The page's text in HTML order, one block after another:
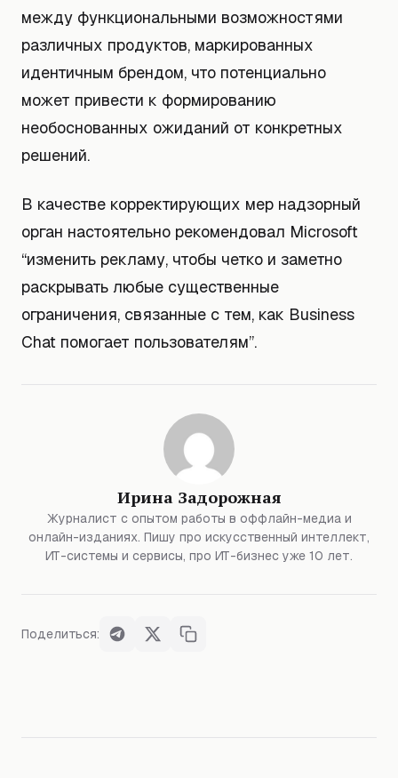
между функциональными возможностями
различных продуктов, маркированных
идентичным брендом, что потенциально
может привести к формированию
необоснованных ожиданий от конкретных
решений.
В качестве корректирующих мер надзорный
орган настоятельно рекомендовал Microsoft
“изменить рекламу, чтобы четко и заметно
раскрывать любые существенные
ограничения, связанные с тем, как Business
Chat помогает пользователям”.
Ирина Задорожная
Журналист с опытом работы в оффлайн-медиа и
онлайн-изданиях. Пишу про искусственный интеллект,
ИТ-системы и сервисы, про ИТ-бизнес уже 10 лет.
Поделиться: